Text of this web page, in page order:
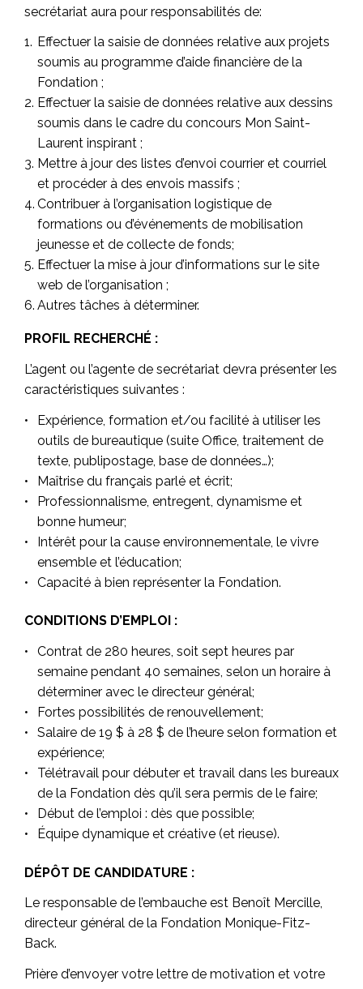
secrétariat aura pour responsabilités de:
Effectuer la saisie de données relative aux projets
soumis au programme d’aide financière de la
Fondation ;
Effectuer la saisie de données relative aux dessins
soumis dans le cadre du concours Mon Saint-
Laurent inspirant ;
Mettre à jour des listes d’envoi courrier et courriel
et procéder à des envois massifs ;
Contribuer à l’organisation logistique de
formations ou d’événements de mobilisation
jeunesse et de collecte de fonds;
Effectuer la mise à jour d’informations sur le site
web de l’organisation ;
Autres tâches à déterminer.
PROFIL RECHERCHÉ :
L’agent ou l’agente de secrétariat devra présenter les
caractéristiques suivantes :
Expérience, formation et/ou facilité à utiliser les
outils de bureautique (suite Office, traitement de
texte, publipostage, base de données…);
Maîtrise du français parlé et écrit;
Professionnalisme, entregent, dynamisme et
bonne humeur;
Intérêt pour la cause environnementale, le vivre
ensemble et l’éducation;
Capacité à bien représenter la Fondation.
CONDITIONS D’EMPLOI :
Contrat de 280 heures, soit sept heures par
semaine pendant 40 semaines, selon un horaire à
déterminer avec le directeur général;
Fortes possibilités de renouvellement;
Salaire de 19 $ à 28 $ de l’heure selon formation et
expérience;
Télétravail pour débuter et travail dans les bureaux
de la Fondation dès qu’il sera permis de le faire;
Début de l’emploi : dès que possible;
Équipe dynamique et créative (et rieuse).
DÉPÔT DE CANDIDATURE :
Le responsable de l’embauche est Benoît Mercille,
directeur général de la Fondation Monique-Fitz-
Back.
Prière d’envoyer votre lettre de motivation et votre